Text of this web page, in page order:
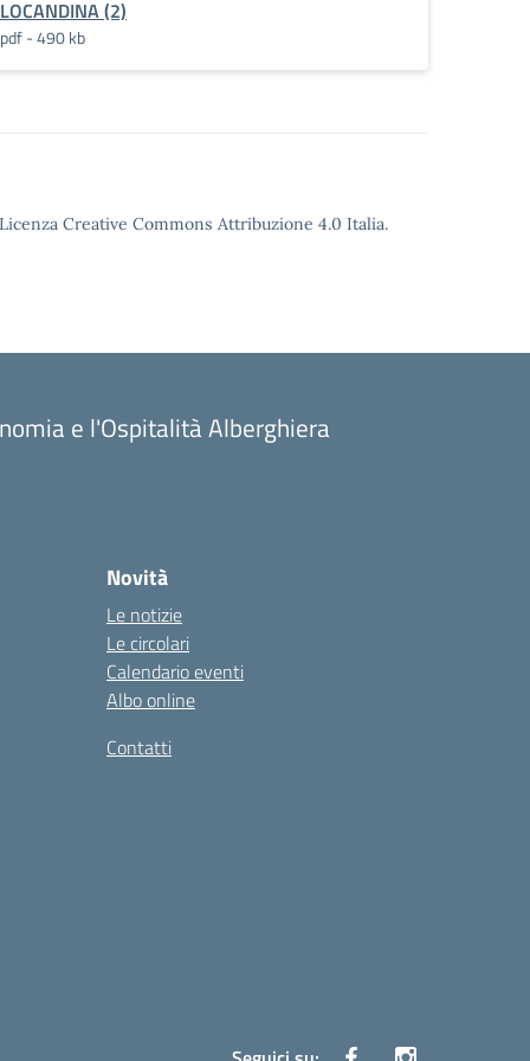
LOCANDINA (2)
pdf - 490 kb
Creative Commons Attribuzione 4.0 Italia.
e l'Ospitalità Alberghiera
Novità
Le notizie
Le circolari
Calendario eventi
Albo online
Contatti